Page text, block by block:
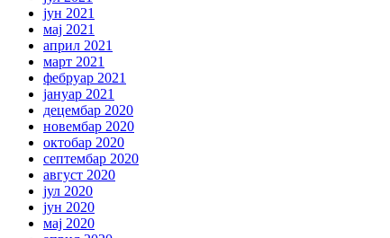
јун 2021
мај 2021
април 2021
март 2021
фебруар 2021
јануар 2021
децембар 2020
новембар 2020
октобар 2020
септембар 2020
август 2020
јул 2020
јун 2020
мај 2020